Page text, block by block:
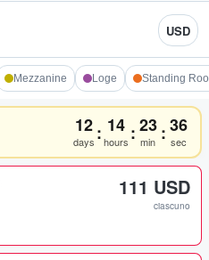
USD
Mezzanine Loge Standing
12
days : 14
hours :23
min :36
sec
111 USD
ciascuno